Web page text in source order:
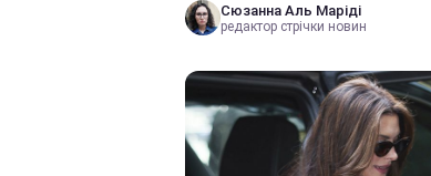
Сюзанна Аль Маріді
редактор стрічки новин